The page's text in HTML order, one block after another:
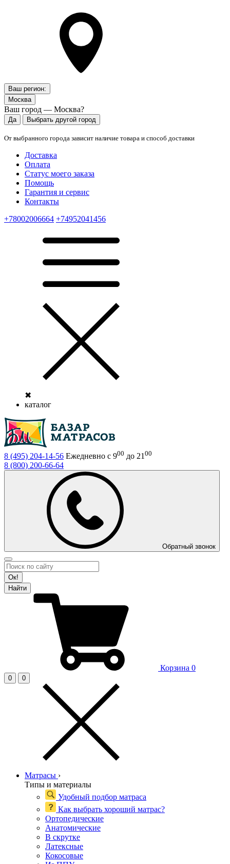
Ваш регион:
Москва
Ваш город — Москва?
Да Выбрать другой город
От выбранного города зависит наличие товара и способ доставки
Доставка
Оплата
Статус моего заказа
Помощь
Гарантия и сервис
Контакты
+78002006664 +74952041456
✖
каталог
8 (495) 204-14-56 Ежедневно с 900 до 21 00
8 (800) 200-66-64
Обратный звонок
Ок!
Найти
Корзина 0
0 0
Матрасы ›
Типы и материалы
Удобный подбор матраса
Как выбрать хороший матрас?
Ортопедические
Анатомические
В скрутке
Латексные
Кокосовые